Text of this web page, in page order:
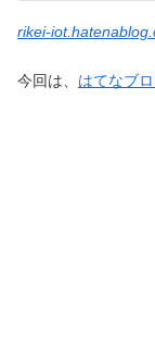
rikei-
今回は、 はてなブ